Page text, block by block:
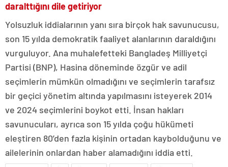
daralttığınıdile getiriyor
Yolsuzluk iddialarının yanı sıra birçok hak savunucusu,
son 15 yılda demokratik faaliyet alanlarının daraldığını
vurguluyor. Ana muhalefetteki Bangladeş Milliyetçi
Partisi (BNP), Hasina döneminde özgür ve adil
seçimlerin mümkün olmadığını ve seçimlerin tarafsız
bir geçici yönetim altında yapılmasını isteyerek 2014
ve 2024 seçimlerini boykot etti. İnsan hakları
savunucuları, ayrıca son 15 yılda çoğu hükümeti
eleştiren 80’den fazla kişinin ortadan kaybolduğunu ve
ailelerinin onlardan haber alamadığını iddia etti.